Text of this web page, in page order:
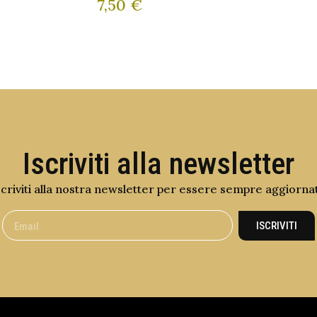
7,50 €
Iscriviti alla newsletter
alla nostra newsletter per essere sempre
ISCRIVITI